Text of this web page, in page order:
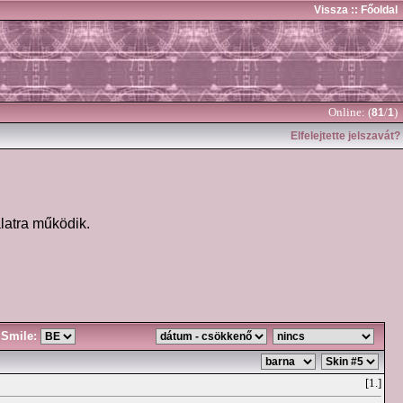
Vissza :: Főoldal
Online: (81/1)
Elfelejtette jelszavát?
működik.
Smile:
[1.]